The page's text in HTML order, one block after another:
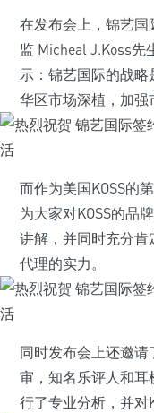
在发布会上，锦艺国
监 Micheal J.Koss先
示：锦艺国际的战略
华区市场深植，加强
而作为美国KOSS的
为大家对KOSS的品
讲解，并同时充分肯
代理的实力。
同时发布会上还邀
审，知名乐评人和耳
行了专业分析，并对